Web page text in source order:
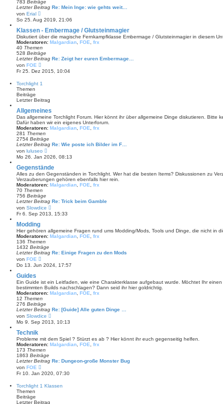
e
t
a
g
783 Beiträge
Letzter Beitrag Re: Mein Inge: wie gehts weit…
von Erial
u
s
t
e
r
B
e
i
a
So 25. Aug 2019, 21:06
Klassen - Embermage / Glutsteinmagier
Diskutiert über die magische Fernkampfklasse Embermage / Glutsteinmagier in diesem
Moderatoren: Malgardian FOE
frx
40 Themen
528 Beiträge
Letzter Beitrag Re: Zeigt her euren Embermage…
von FOE
e
u
s
r
B
e
i
t
r
a
g
Fr 25. Dez 2015, 10:04
Torchlight 1
Themen
Beiträge
Letzter Beitrag
Allgemeines
Das allgemeine Torchlight Forum. Hier könnt ihr über allgemeine Dinge diskutieren. Bitte
Dafür haben wir ein eigenes Unterforum.
Moderatoren: Malgardian FOE
frx
281 Themen
2754 Beiträge
Letzter Beitrag Re: Wie poste ich Bilder im F…
von luluseo
e
u
e
s
t
e
r
i
r
Mo 26. Jan 2026, 08:13
Gegenstände
Alles zu den Gegenständen in Torchlight. Wer hat die besten Items? Diskussionen zu
Verzauberungen gehören ebenfalls hier rein.
Moderatoren: Malgardian FOE
frx
70 Themen
756 Beiträge
Letzter Beitrag Re: Trick beim Gamble
von Slowdice
u
s
t
e
B
e
t
g
Fr 6. Sep 2013, 15:33
Modding
Hier gehören allgemeine Fragen rund ums Modding/Mods, Tools und Dinge, die nicht in
Moderatoren: Malgardian FOE
frx
136 Themen
1432 Beiträge
Letzter Beitrag Re: Einige Fragen zu den Mods
von FOE
e
u
s
t
e
r
B
e
i
t
r
Do 13. Jun 2024, 17:57
Guides
Ein Guide ist ein Leitfaden, wie eine Charakterklasse aufgebaut wurde. Möchtet Ihr
bestimmten Builds nachschlagen? Dann seid ihr hier goldrichtig.
Moderatoren: Malgardian FOE
frx
12 Themen
276 Beiträge
Letzter Beitrag Re: [Guide] Alle guten Dinge …
von Slowdice
e
u
t
e
B
e
t
a
Mo 9. Sep 2013, 10:13
Technik
Probleme mit dem Spiel ? Stürzt es ab ? Hier könnt ihr euch gegenseitig helfen.
Moderatoren: Malgardian FOE
frx
173 Themen
1863 Beiträge
Letzter Beitrag Re: Dungeon-große Monster Bug
von FOE
e
u
s
Fr 10. Jan 2020, 07:30
Torchlight 1 Klassen
Themen
Beiträge
Letzter Beitrag